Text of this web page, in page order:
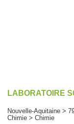
LABORATOIRE
Nouvelle-Aquitaine >
Chimie > Chimie